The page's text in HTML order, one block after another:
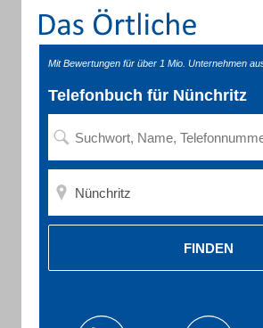
Mit Bewertungen für über 1 Mio. Unternehmen
Telefonbuch für Nünchritz
FINDEN